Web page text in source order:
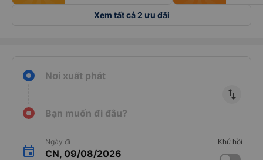
Xem tất cả 2 ưu đãi
Nơi xuất phát
import_export
Bạn muốn đi đâu?
Ngày đi
CN, 09/08/2026
Khứ hồi